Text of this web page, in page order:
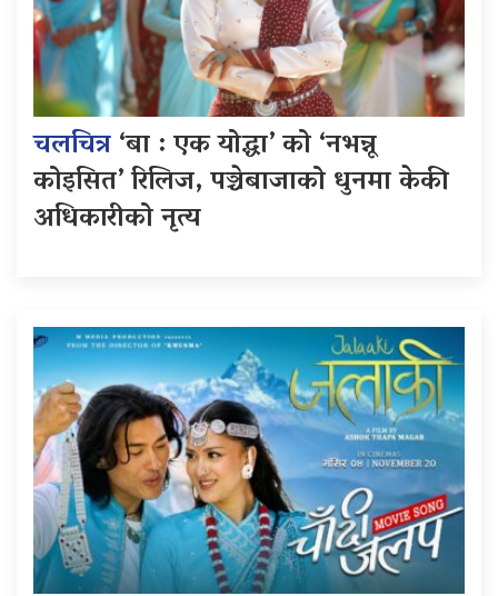
चलचित्र‘बा : एक योद्धा’ को ‘नभन्नू
कोइसित’ रिलिज, पञ्चेबाजाको धुनमा केकी
अधिकारीको नृत्य